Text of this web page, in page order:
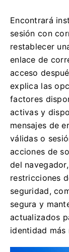
Encontrará
sesión con
restablecer
enlace de
acceso
explica las
factores
activas y
mensajes de
válidas o
acciones de
del
restricciones
seguridad,
segura y
actualizados
identidad más